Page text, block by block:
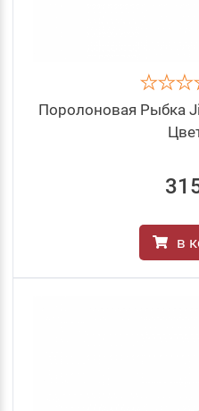
Поролоновая Рыбка
в